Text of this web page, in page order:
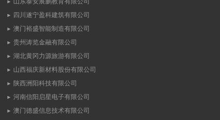
四川遂宁盈科建筑有限公司
澳门裕盛智能制造有限公司
贵州涛览金融有限公司
湖北黄冈力源旅游有限公司
山西福庆新材料股份有限公司
陕西洲阳科技有限公司
河南信阳启星电子有限公司
澳门德盛信息技术有限公司